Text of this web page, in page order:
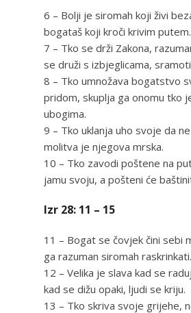
6 – Bolji je siromah koji živi
bogataš koji kroči krivim putem.
7 – Tko se drži Zakona,
se druži s izbjeglicama,
8 – Tko umnožava bogatstvo
pridom, skuplja ga onomu tko
ubogima.
9 – Tko uklanja uho svoje da
molitva je njegova mrska.
10 – Tko zavodi poštene na
jamu svoju, a pošteni će
Izr 28: 11 – 15
11 – Bogat se čovjek čini sebi
ga razuman siromah raskrinkati.
12 – Velika je slava kad se
kad se dižu opaki, ljudi se kriju.
13 – Tko skriva svoje grijehe,